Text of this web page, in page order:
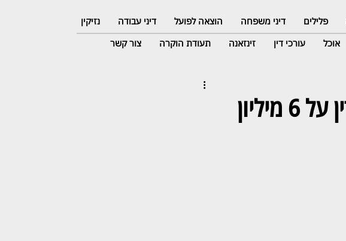
פלילים דיני משפחה הוצאה לפועל דיני עבודה
נזיקין
אוכל עורכי דין זינזאנה תעודת הוקרה צור קשר
השופט נגד העלמות המס: פסק הדין על 6 מיליון